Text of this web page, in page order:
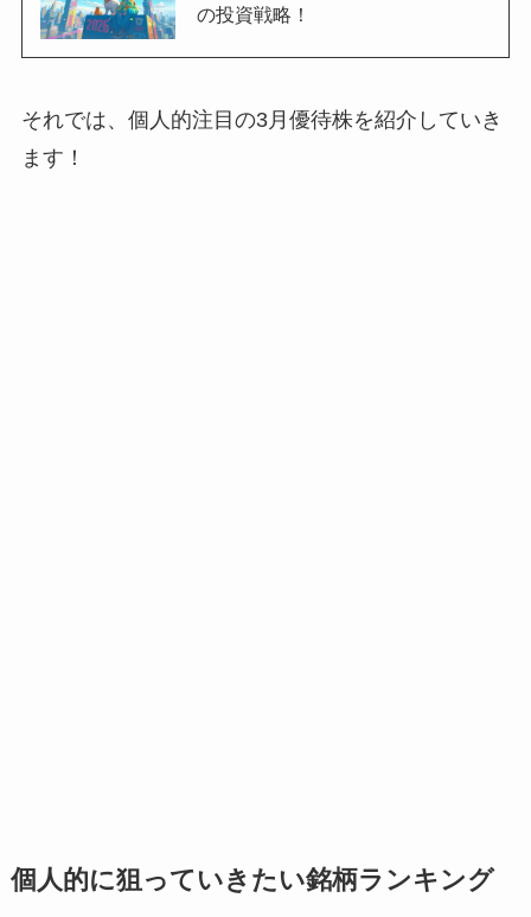
の投資戦略！
それでは、個人的注目の3月優待株を紹介していき
ます！
個人的に狙っていきたい銘柄ランキング